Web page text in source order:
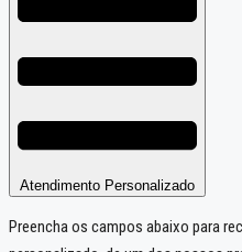
Atendimento Personalizado
Preencha os campos abaixo para